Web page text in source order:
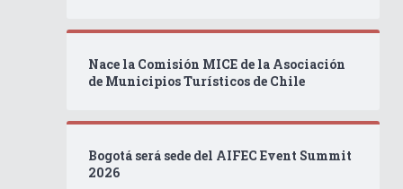
Nace la Comisión MICE de la Asociación
de Municipios Turísticos de Chile
Bogotá será sede del AIFEC Event Summit
2026